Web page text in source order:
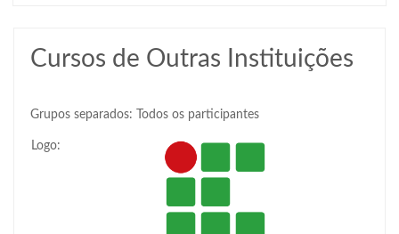
Cursos de Outras Instituições
Grupos separados: Todos os participantes
Logo: